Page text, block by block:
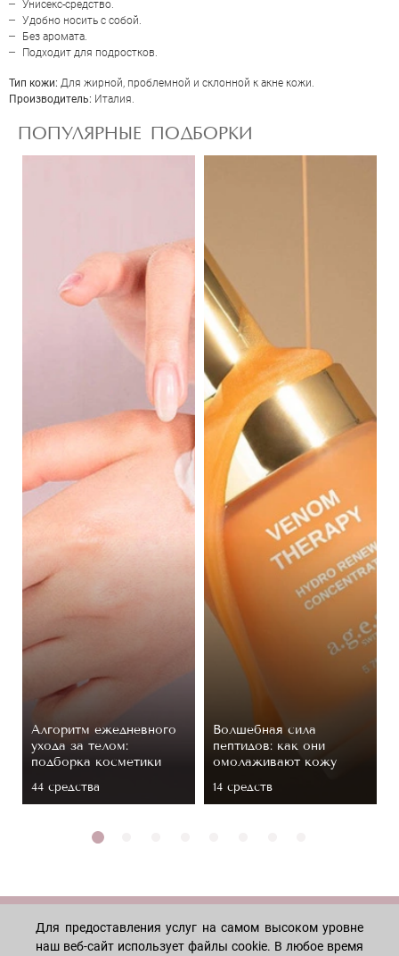
Унисекс-средство.
Удобно носить с собой.
Без аромата.
Подходит для подростков.
Тип кожи: Для жирной, проблемной и склонной к акне кожи.
Производитель: Италия.
ПОПУЛЯРНЫЕ ПОДБОРКИ
Алгоритм ежедневного
ухода за телом:
подборка косметики
44 средствa
Волшебная сила
пептидов: как они
омолаживают кожу
14 средств
МАГАЗИН
Для предоставления услуг на самом высоком уровне
наш веб-сайт использует файлы cookie. В любое время